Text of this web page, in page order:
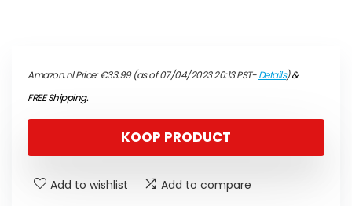
Amazon.nl Price:€33.99(as of 07/04/2023 20:13 PST-Details)&
FREE Shipping.
KOOP PRODUCT
Add to wishlist Add to compare